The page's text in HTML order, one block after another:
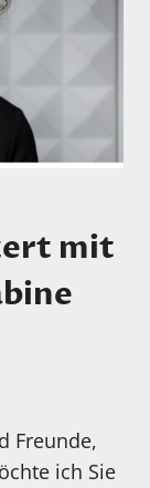
mit
Freunde,
ich Sie